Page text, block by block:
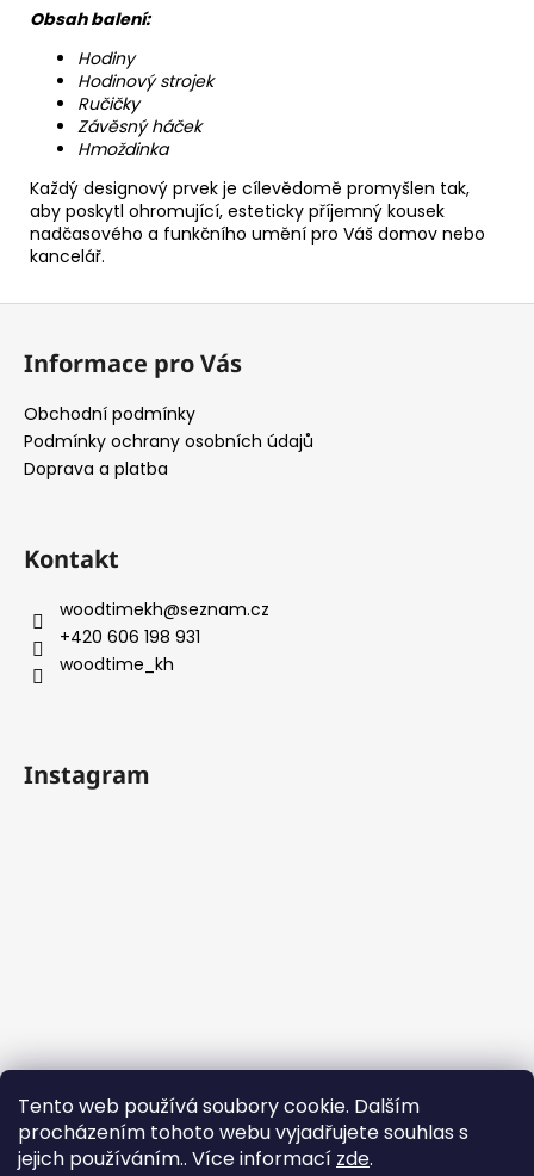
Tento web používá soubory cookie. Dalším
procházením tohoto webu vyjadřujete souhlas s
jejich používáním.. Více informací zde.
Obsah balení:
Hodiny
Hodinový strojek
Ručičky
Závěsný háček
Hmoždinka
Každý designový prvek je cílevědomě promyšlen tak,
aby poskytl ohromující, esteticky příjemný kousek
nadčasového a funkčního umění pro Váš domov nebo
kancelář.
Z
Informace pro Vás
Obchodní podmínky
Podmínky ochrany osobních údajů
Doprava a platba
Kontakt
woodtimekh@seznam.cz
+420 606 198 931
woodtime_kh
Instagram